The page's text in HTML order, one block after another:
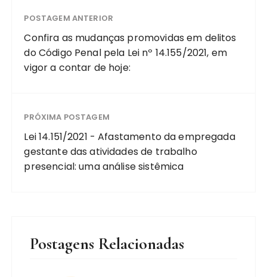
POSTAGEM ANTERIOR
Confira as mudanças promovidas em delitos
do Código Penal pela Lei nº 14.155/2021, em
vigor a contar de hoje:
PRÓXIMA POSTAGEM
Lei 14.151/2021 - Afastamento da empregada
gestante das atividades de trabalho
presencial: uma análise sistêmica
Postagens Relacionadas